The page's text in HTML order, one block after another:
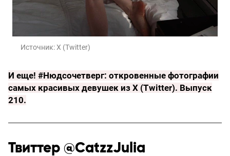
Источник:X (Twitter)
И еще! #Нюдсочетверг: откровенные фотографии
самых красивых девушек из X (Twitter). Выпуск
210.
Твиттер @CatzzJulia